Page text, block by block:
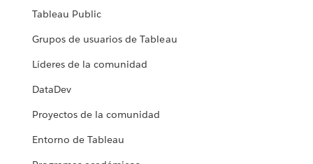
Tableau Public
Grupos de usuarios de Tableau
Líderes de la comunidad
DataDev
Proyectos de la comunidad
Entorno de Tableau